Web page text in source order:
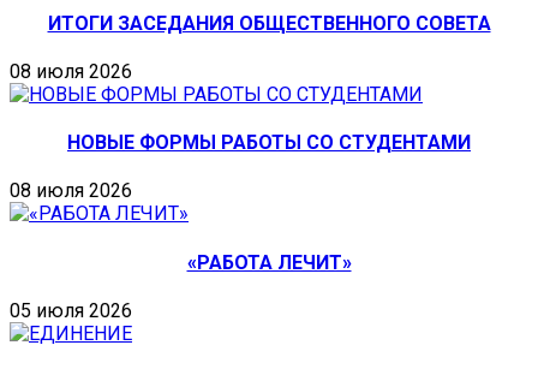
ИТОГИ ЗАСЕДАНИЯ ОБЩЕСТВЕННОГО СОВЕТА
08 июля 2026
НОВЫЕ ФОРМЫ РАБОТЫ СО СТУДЕНТАМИ
08 июля 2026
«РАБОТА ЛЕЧИТ»
05 июля 2026